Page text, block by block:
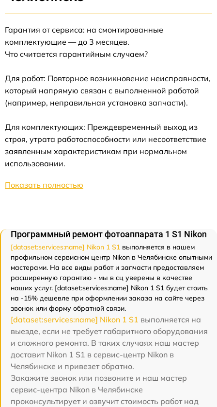
Гарантия от сервиса: на смонтированные
комплектующие — до 3 месяцев.
Что считается гарантийным случаем?
Для работ: Повторное возникновение неисправности,
который напрямую связан с выполненной работой
(например, неправильная установка запчасти).
Для комплектующих: Преждевременный выход из
строя, утрата работоспособности или несоответствие
заявленным характеристикам при нормальном
использовании.
Показать полностью
Программный ремонт фотоаппарата 1 S1 Nikon
[dataset:services:name] Nikon 1 S1 выполняется в нашем
профильном сервисном центр Nikon в Челябинске опытными
мастерами. На все виды работ и запчасти предоставляем
расширенную гарантию - мы в сц уверены в качестве
наших услуг. [dataset:services:name] Nikon 1 S1 будет стоить
на -15% дешевле при оформлении заказа на сайте через
звонок или форму обратной связи.
[dataset:services:name] Nikon 1 S1 выполняется на
выезде, если не требует габаритного оборудования
и сложного ремонта. В таких случаях наш мастер
доставит Nikon 1 S1 в сервис-центр Nikon в
Челябинске и привезет обратно.
Закажите звонок или позвоните и наш мастер
сервис-центра Nikon в Челябинске
проконсультирует и озвучит стоимость работ над